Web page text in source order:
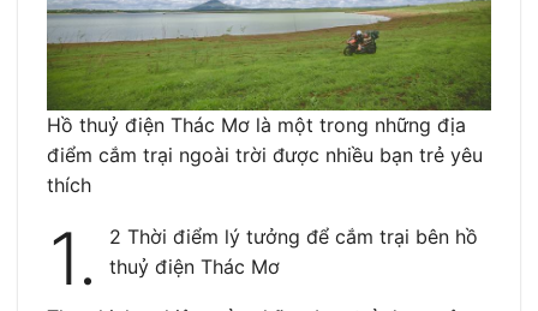
Hồ thuỷ điện Thác Mơ là một trong những địa
điểm cắm trại ngoài trời được nhiều bạn trẻ yêu
thích
1.
2 Thời điểm lý tưởng để cắm trại bên hồ
thuỷ điện Thác Mơ